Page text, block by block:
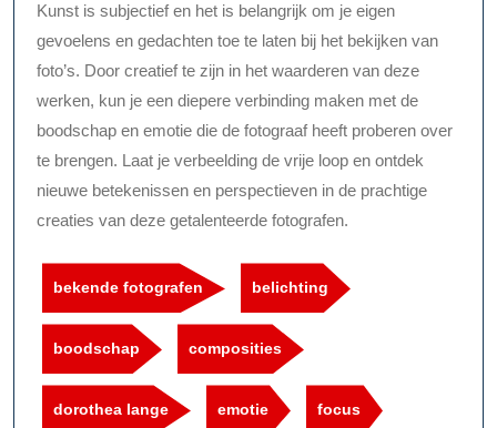
Kunst is subjectief en het is belangrijk om je eigen
gevoelens en gedachten toe te laten bij het bekijken van
foto’s. Door creatief te zijn in het waarderen van deze
werken, kun je een diepere verbinding maken met de
boodschap en emotie die de fotograaf heeft proberen over
te brengen. Laat je verbeelding de vrije loop en ontdek
nieuwe betekenissen en perspectieven in de prachtige
creaties van deze getalenteerde fotografen.
bekende fotografen belichting
boodschap composities
dorothea lange emotie focus